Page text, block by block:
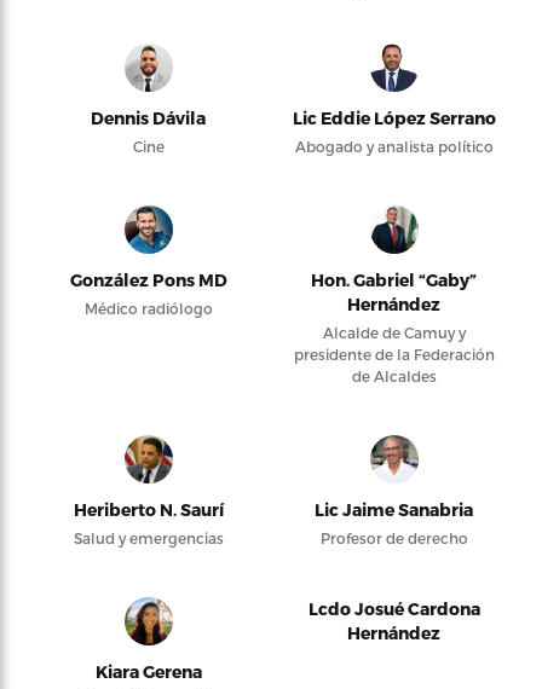
Dennis Dávila
Cine
Lic Eddie López Serrano
Abogado y analista político
González Pons MD
Médico radiólogo
Hon. Gabriel “Gaby”
Hernández
Alcalde de Camuy y
presidente de la Federación
de Alcaldes
Heriberto N. Saurí
Salud y emergencias
Lic Jaime Sanabria
Profesor de derecho
Kiara Gerena
Lcdo Josué Cardona
Hernández